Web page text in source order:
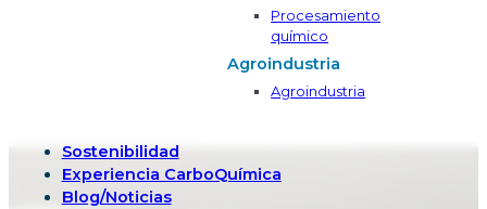
Procesamiento
químico
Agroindustria
Agroindustria
Sostenibilidad
Experiencia CarboQuímica
Blog/Noticias